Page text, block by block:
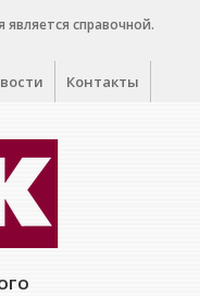
справочной.
Контакты